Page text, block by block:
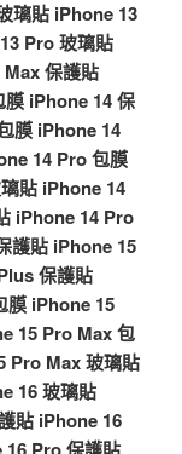
璃貼 iPhone 13
Pro 玻璃貼
保護貼
膜 iPhone 14 保
膜 iPhone 14
14 Pro 包膜
貼 iPhone 14
iPhone 14 Pro
護貼 iPhone 15
保護貼
膜 iPhone 15
15 Pro Max 包
Pro Max 玻璃貼
16 玻璃貼
貼 iPhone 16